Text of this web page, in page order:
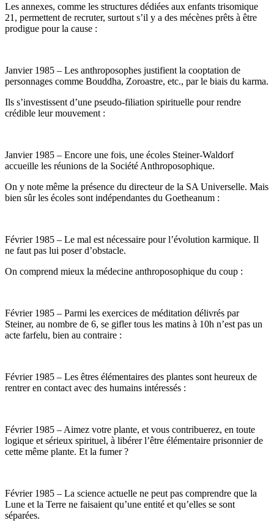
Les annexes, comme les structures dédiées aux enfants trisomique
21, permettent de recruter, surtout s’il y a des mécènes prêts à être
prodigue pour la cause :
Janvier 1985 – Les anthroposophes justifient la cooptation de
personnages comme Bouddha, Zoroastre, etc., par le biais du karma.
Ils s’investissent d’une pseudo-filiation spirituelle pour rendre
crédible leur mouvement :
Janvier 1985 – Encore une fois, une écoles Steiner-Waldorf
accueille les réunions de la Société Anthroposophique.
On y note même la présence du directeur de la SA Universelle. Mais
bien sûr les écoles sont indépendantes du Goetheanum :
Février 1985 – Le mal est nécessaire pour l’évolution karmique. Il
ne faut pas lui poser d’obstacle.
On comprend mieux la médecine anthroposophique du coup :
Février 1985 – Parmi les exercices de méditation délivrés par
Steiner, au nombre de 6, se gifler tous les matins à 10h n’est pas un
acte farfelu, bien au contraire :
Février 1985 – Les êtres élémentaires des plantes sont heureux de
rentrer en contact avec des humains intéressés :
Février 1985 – Aimez votre plante, et vous contribuerez, en toute
logique et sérieux spirituel, à libérer l’être élémentaire prisonnier de
cette même plante. Et la fumer ?
Février 1985 – La science actuelle ne peut pas comprendre que la
Lune et la Terre ne faisaient qu’une entité et qu’elles se sont
séparées.